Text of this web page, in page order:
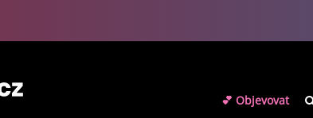
💕 Objevovat